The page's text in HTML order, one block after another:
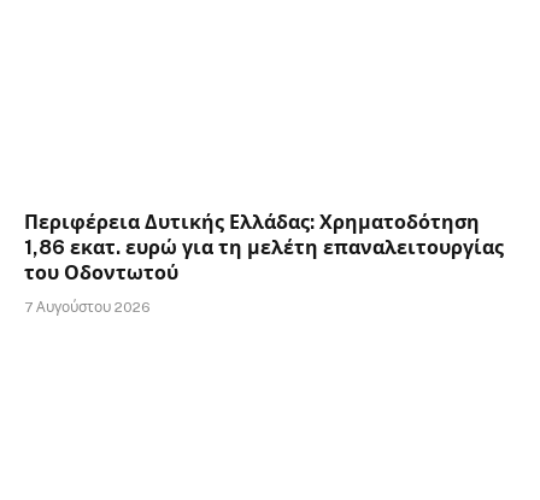
Περιφέρεια Δυτικής Ελλάδας: Χρηματοδότηση
1,86 εκατ. ευρώ για τη μελέτη επαναλειτουργίας
του Οδοντωτού
7 Αυγούστου 2026